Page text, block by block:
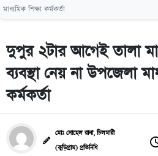
মাধ্যমিক শিক্ষা কর্মকর্তা
দুপুর ২টার আগেই তালা
ব্যবস্থা নেয় না উপজেলা
কর্মকর্তা
মোঃ সোহেল রানা, চিলমারী
(কুড়িগ্রাম) প্রতিনিধি